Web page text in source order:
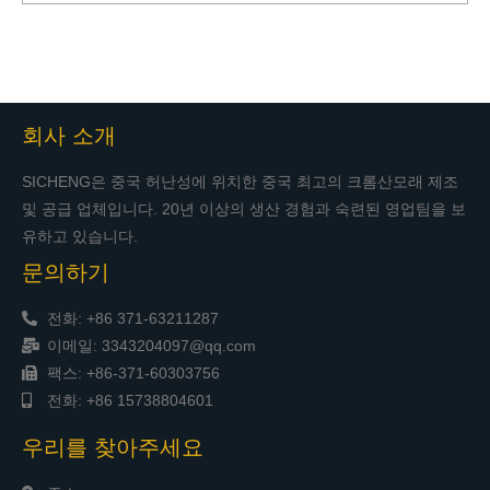
회사 소개
SICHENG은 중국 허난성에 위치한 중국 최고의 크롬산모래 제조
및 공급 업체입니다. 20년 이상의 생산 경험과 숙련된 영업팀을 보
유하고 있습니다.
문의하기
전화: +86 371-63211287
이메일: 3343204097@qq.com
팩스: +86-371-60303756
전화: +86 15738804601
우리를 찾아주세요